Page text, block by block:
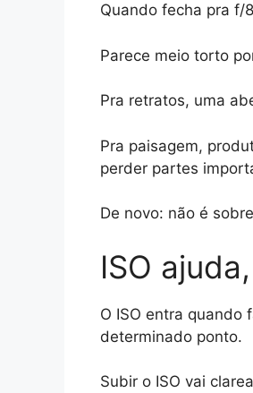
Quando fecha pra f/
Parece meio torto
Pra retratos, uma
Pra paisagem,
perder partes
De novo: não é
ISO
O ISO entra quando
determinado ponto.
Subir o ISO vai